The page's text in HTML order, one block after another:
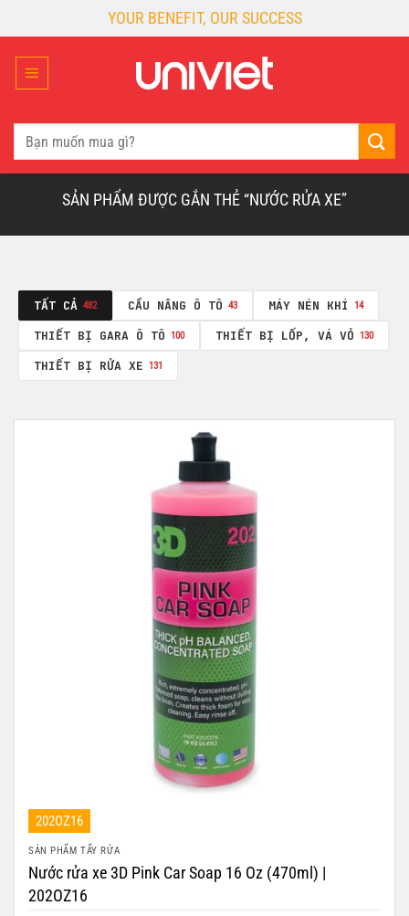
to
content
YOUR BENEFIT, OUR SUCCESS
Tìm
kiếm:
SẢN PHẨM ĐƯỢC GẮN THẺ “NƯỚC RỬA XE”
TẤT CẢ 482 CẦU NÂNG Ô TÔ 43 MÁY NÉN KHÍ 14
THIẾT BỊ GARA Ô TÔ 100 THIẾT BỊ LỐP, VÁ VỎ 130
THIẾT BỊ RỬA XE 131
202OZ16
SẢN PHẨM TẨY RỬA
Nước rửa xe 3D Pink Car Soap 16 Oz (470ml) |
202OZ16